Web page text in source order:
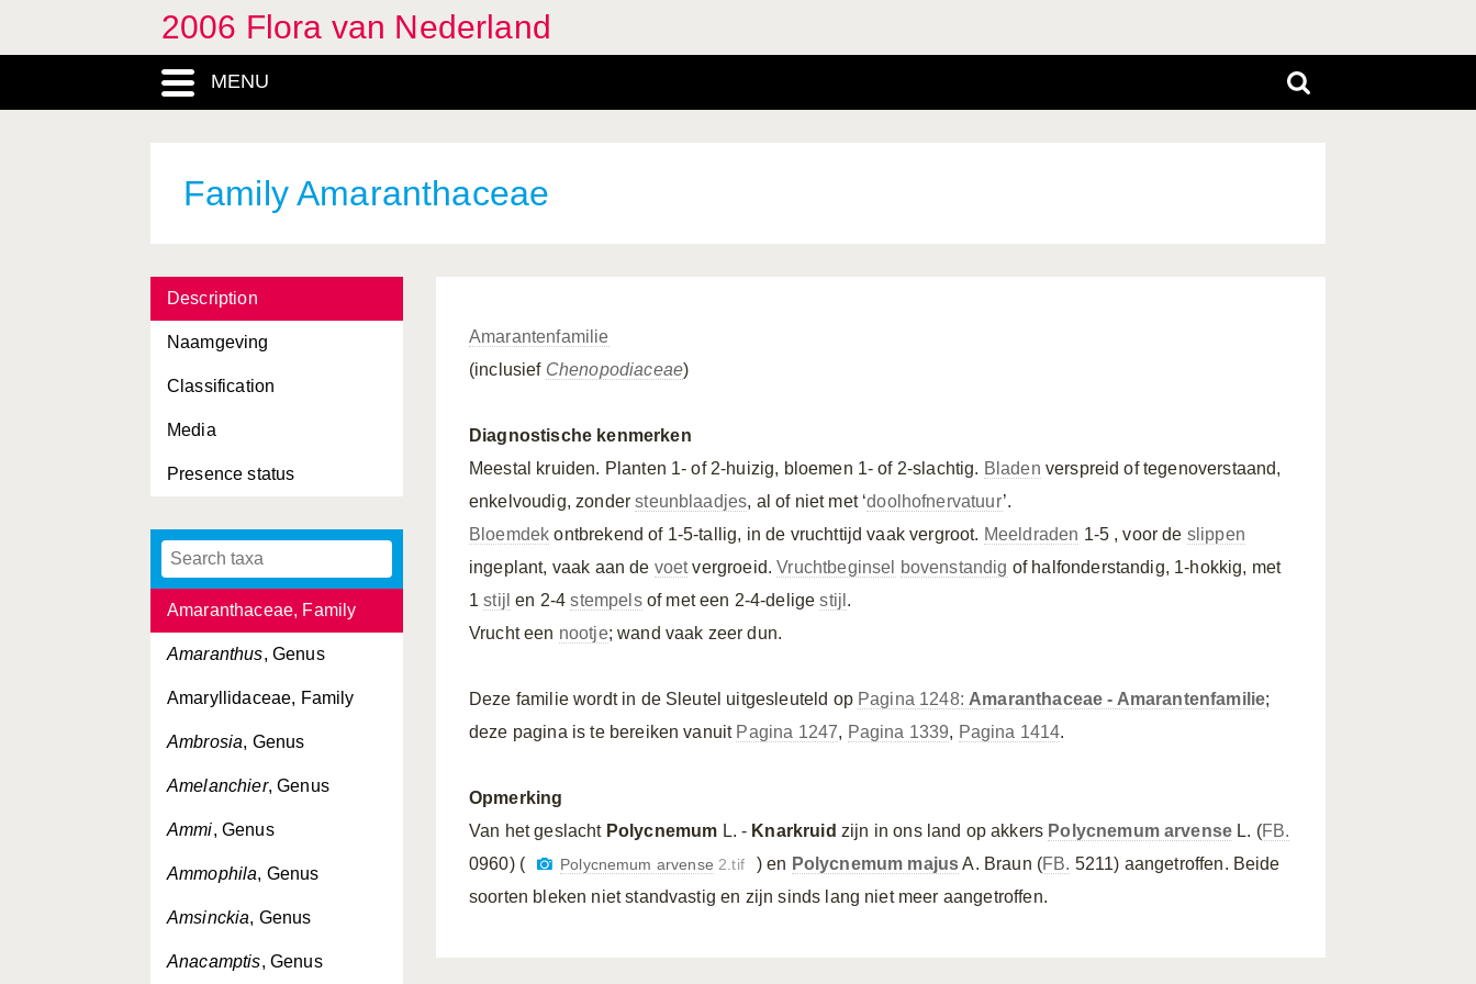
2006 Flora van Nederland
MENU
Family Amaranthaceae
Description
Naamgeving
Classification
Media
Presence status
Ajuga, Genus
Alcea , Genus
Alismataceae, Family
Alliaceae, Family
Alliaria, Genus
Allium, Genus
Alnus, Genus
Alopecurus, Genus
Alyssum, Genus
Amaranthaceae, Family
Amaranthus, Genus
Amaryllidaceae, Family
Ambrosia, Genus
Amelanchier, Genus
Ammi, Genus
Ammophila, Genus
Amsinckia, Genus
Anacamptis, Genus
Amarantenfamilie
(inclusief Chenopodiaceae)
Diagnostische kenmerken
Meestal kruiden. Planten 1- of 2-huizig, bloemen 1- of 2-slachtig. Bladen verspreid of tegenoverstaand,
enkelvoudig, zondersteunblaadjes, al of niet met ‘doolhofnervatuur’.
Bloemdek ontbrekend of 1-5-tallig, in de vruchttijd vaak vergroot. Meeldraden 1-5 , voor de slippen
ingeplant, vaak aan de voetvergroeid.Vruchtbeginsel bovenstandig of halfonderstandig, 1-hokkig, met
1stijl en 2-4stempelsof met een 2-4-deligestijl .
Vrucht een nootje; wand vaak zeer dun.
Deze familie wordt in de Sleutel uitgesleuteld op Pagina 1248: Amaranthaceae - Amarantenfamilie;
deze pagina is te bereiken vanuit Pagina 1247, Pagina 1339, Pagina 1414.
Opmerking
Van het geslacht Polycnemum L. - Knarkruid zijn in ons land op akkers Polycnemum arvense L. (FB.
0960) (
Polycnemum arvense 2.tif ) en Polycnemum majusA. Braun (FB. 5211) aangetroffen. Beide
soorten bleken niet standvastig en zijn sinds lang niet meer aangetroffen.